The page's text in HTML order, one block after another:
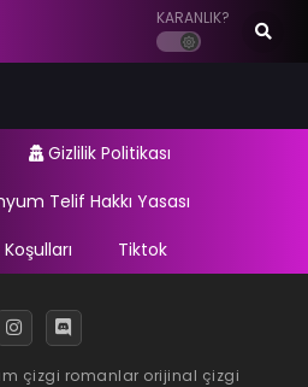
KARANLIK?
Gizlilik Politikası
Telif Hakkı Yasası
Tiktok
çizgi romanlar orijinal çizgi